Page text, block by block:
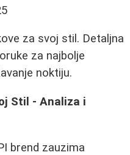
za svoj stil. Detaljna
za najbolje
noktiju.
Stil - Analiza i
brend zauzima